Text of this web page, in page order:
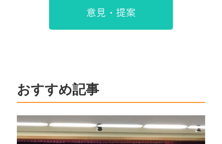
意見・提案
おすすめ記事